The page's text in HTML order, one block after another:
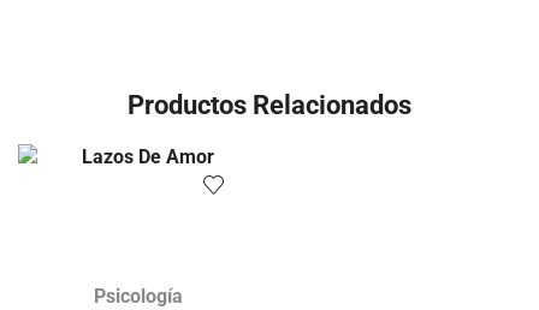
Productos Relacionados
Psicología